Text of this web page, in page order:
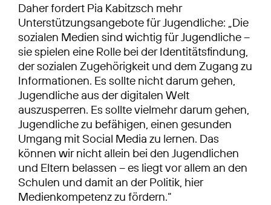
Daher fordert Pia Kabitzsch mehr
Unterstützungsangebote für Jugendliche: „Die
sozialen Medien sind wichtig für Jugendliche –
sie spielen eine Rolle bei der Identitätsfindung,
der sozialen Zugehörigkeit und dem Zugang zu
Informationen. Es sollte nicht darum gehen,
Jugendliche aus der digitalen Welt
auszusperren. Es sollte vielmehr darum gehen,
Jugendliche zu befähigen, einen gesunden
Umgang mit Social Media zu lernen. Das
können wir nicht allein bei den Jugendlichen
und Eltern belassen – es liegt vor allem an den
Schulen und damit an der Politik, hier
Medienkompetenz zu fördern.“